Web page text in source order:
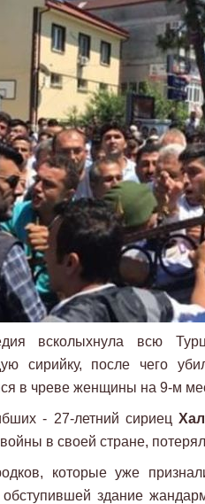
всколыхнула всю
сирийку, после чего
в чреве женщины на 9-м
- 27-летний сириец
в своей стране,
которые уже
обступившей здание